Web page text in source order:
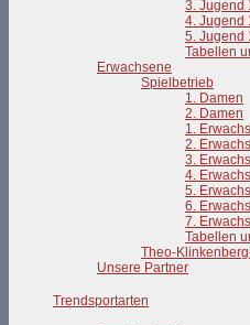
3. Jugend
4. Jugend
5. Jugend
Tabellen
Erwachsene
Spielbetrieb
1. Damen
2. Damen
1.
2.
3.
4.
5.
6.
7.
Tabellen
Theo-
Unsere Partner
Trendsportarten